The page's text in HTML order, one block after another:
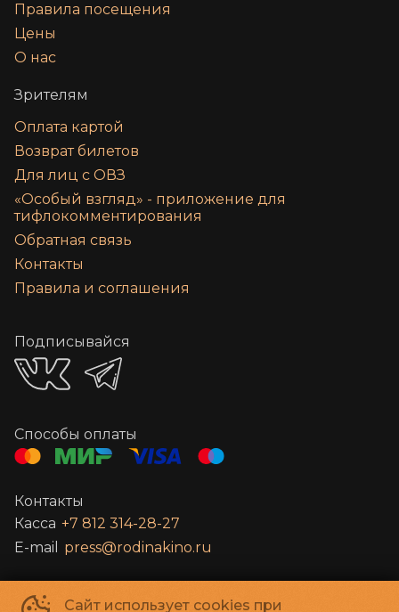
Сайт использует cookies при
Правила посещения
Цены
О нас
Зрителям
Оплата картой
Возврат билетов
Для лиц с ОВЗ
«‎Особый взгляд» - приложение для
тифлокомментирования
Обратная связь
Контакты
Правила и соглашения
Подписывайся
Способы оплаты
Контакты
Касса +7 812 314-28-27
E-mail
press@rodinakino.ru
Санкт-Петербургское Государственное бюджетное учреждение